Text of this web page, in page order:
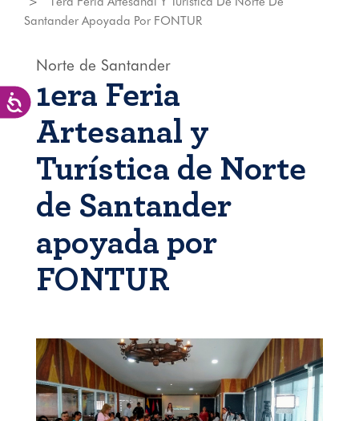
Accesibilidad
Santander Apoyada Por FONTUR
Norte de Santander
1era Feria
Artesanal y
Turística de Norte
de Santander
apoyada por
FONTUR